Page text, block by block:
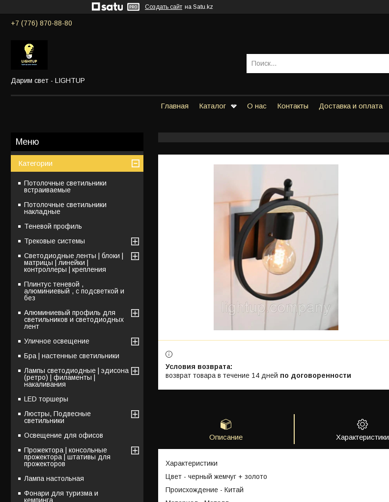
Создать сайт на Satu.kz
+7 (776) 870-88-80
Дарим свет - LIGHTUP
Главная Каталог О нас Контакты Доставка и оплата
возврат товара в течение 14 дней по договоренности
Описание Характеристики
Характеристики
Цвет - черный жемчуг + золото
Происхождение - Китай
Категории
Потолочные светильники
встраиваемые
Потолочные светильники
накладные
Теневой профиль
Трековые системы
Светодиодные ленты | блоки |
матрицы | линейки |
контроллеры | крепления
Плинтус теневой ,
алюминиевый , с подсветкой и
без
Алюминиевый профиль для
светильников и светодиодных
лент
Уличное освещение
Бра | настенные светильники
Лампы светодиодные | эдисона
(ретро) | филаменты |
накаливания
LED торшеры
Люстры, Подвесные
светильники
Освещение для офисов
Прожектора | консольные
прожектора | штативы для
прожекторов
Лампа настольная
Фонари для туризма и
кемпинга